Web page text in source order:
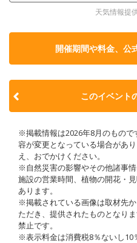
天気情報提
開催期間や料金、公
このイベント
※掲載情報は2026年8月のもの
容が変更となっている場合があ
え、おでかけください。
※自然災害の影響やその他諸事情
施設の営業時間、植物の開花・
あります。
※掲載されている画像は取材先
ただき、提供されたものとなり
禁止です。
※表示料金は消費税8％ないし10